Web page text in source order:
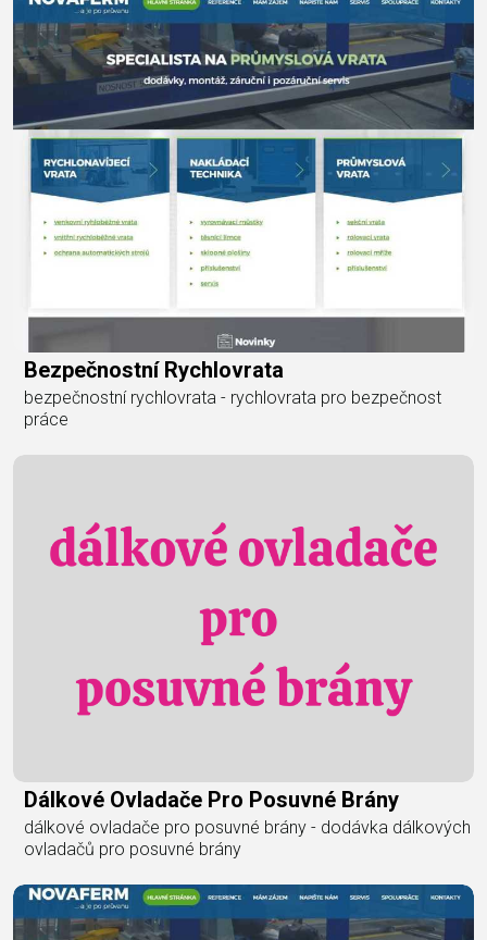
Bezpečnostní Rychlovrata
bezpečnostní rychlovrata - rychlovrata pro bezpečnost
práce
Dálkové Ovladače Pro Posuvné Brány
dálkové ovladače pro posuvné brány - dodávka dálkových
ovladačů pro posuvné brány